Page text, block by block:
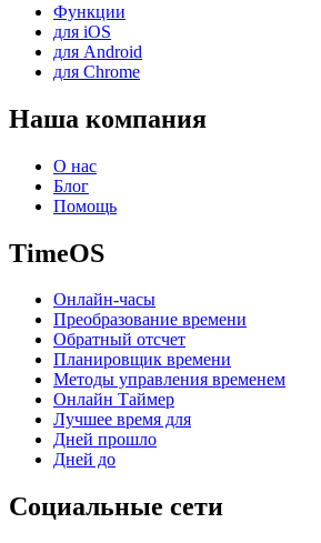
Функции
для iOS
для Android
для Chrome
Наша компания
О нас
Блог
Помощь
TimeOS
Онлайн-часы
Преобразование времени
Обратный отсчет
Планировщик времени
Методы управления временем
Онлайн Таймер
Лучшее время для
Дней прошло
Дней до
Социальные сети